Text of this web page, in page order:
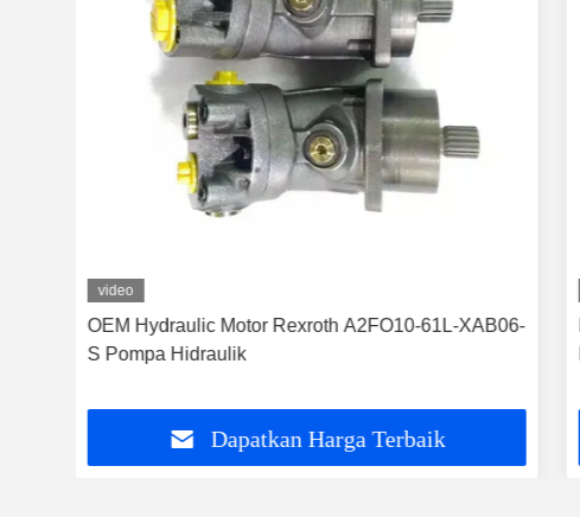
video
OEM Hydraulic Motor Rexroth A2FO10-61L-XAB06-
S Pompa Hidraulik
Dapatkan Harga Terbaik